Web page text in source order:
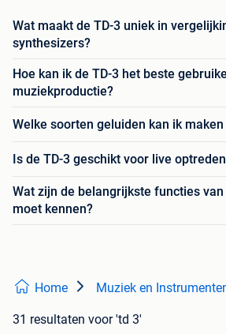
Wat maakt de TD-3 uniek in
synthesizers?
Hoe kan ik de TD-3 het beste
muziekproductie?
Welke soorten geluiden kan ik
Is de TD-3 geschikt voor live
Wat zijn de belangrijkste functies van
moet kennen?
Home Muziek en
31 resultaten voor 'td 3'